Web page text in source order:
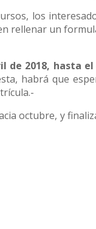
los
rellenar un
de 2018, hasta
habrá que
octubre, y